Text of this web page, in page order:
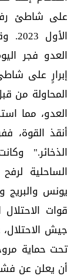
إبرارٍ على
المحاولة من
العدو، مما
أنقذ القوة،
الذخائر."
الساحلية
يونس
قوات
جيش
تحت حماية
أن يعلن عن